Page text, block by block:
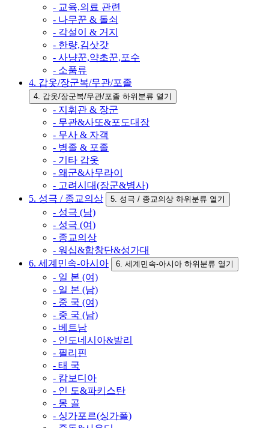
- 교육,의료 관련
- 나무꾼 & 돌쇠
- 각설이 & 거지
- 한량,김삿갓
- 사냥꾼,약초꾼,포수
- 소품류
4. 갑옷/장군복/무관/포졸
4. 갑옷/장군복/무관/포졸 하위분류 열기
- 지휘관 & 장군
- 무관&사또&포도대장
- 무사 & 자객
- 병졸 & 포졸
- 기타 갑옷
- 왜군&사무라이
- 고려시대(장군&병사)
5. 성극 / 종교의상
5. 성극 / 종교의상 하위분류 열기
- 성극 (남)
- 성극 (여)
- 종교의상
- 워십&합창단&성가대
6. 세계민속-아시아
6. 세계민속-아시아 하위분류 열기
- 일 본 (여)
- 일 본 (남)
- 중 국 (여)
- 중 국 (남)
- 베트남
- 인도네시아&발리
- 필리핀
- 태 국
- 캄보디아
- 인 도&파키스탄
- 몽 골
- 싱가포르(싱가폴)